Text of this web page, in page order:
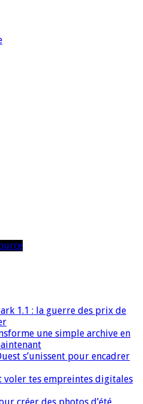
1.1 : la guerre des prix de
une simple archive en
s’unissent pour encadrer
voler tes empreintes digitales